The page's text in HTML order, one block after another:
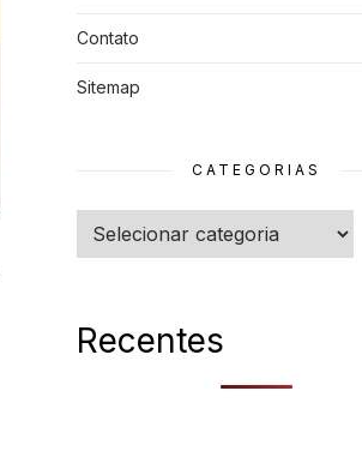
Contato
Sitemap
CATEGORIAS
Categorias
Recentes